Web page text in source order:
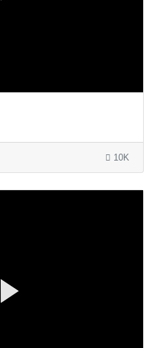
10K